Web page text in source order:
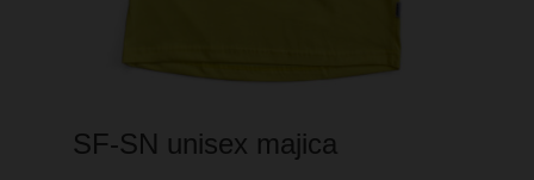
SF-SN unisex majica